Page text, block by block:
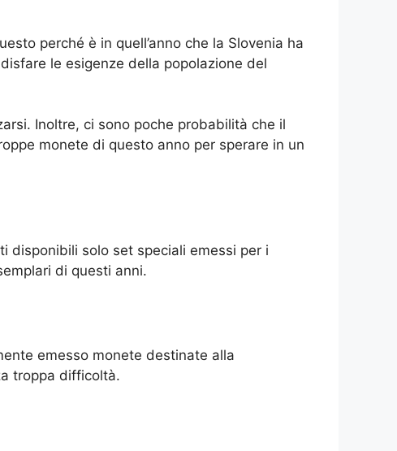
perché è in quell’anno che la Slovenia ha
le esigenze della popolazione del
Inoltre, ci sono poche probabilità che il
monete di questo anno per sperare in un
disponibili solo set speciali emessi per i
di questi anni.
emesso monete destinate alla
troppa difficoltà.